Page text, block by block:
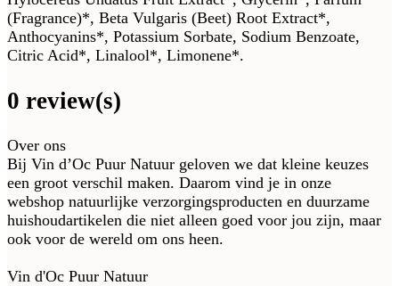
(Fragrance)*, Beta Vulgaris (Beet) Root Extract*,
Anthocyanins*, Potassium Sorbate, Sodium Benzoate,
Citric Acid*, Linalool*, Limonene*.
0 review(s)
Over ons
Bij Vin d’Oc Puur Natuur geloven we dat kleine keuzes
een groot verschil maken. Daarom vind je in onze
webshop natuurlijke verzorgingsproducten en duurzame
huishoudartikelen die niet alleen goed voor jou zijn, maar
ook voor de wereld om ons heen.
Vin d'Oc Puur Natuur